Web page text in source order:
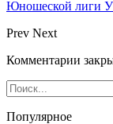
Юношеской лиги
Prev Next
Комментарии
Популярное